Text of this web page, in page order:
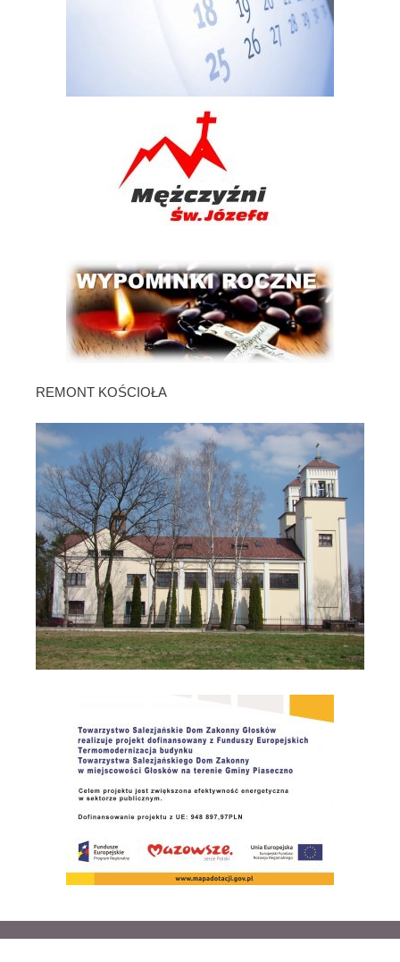
REMONT KOŚCIOŁA